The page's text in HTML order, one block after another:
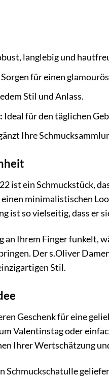
langlebig und
Sorgen für einen
Stil und Anlass.
Ideal für den täglichen
Ihre
ist ein Schmuckstück,
minimalistischen
ist so vielseitig, dass er
an Ihrem Finger funkelt,
Der s.Oliver
Stil.
Geschenk für eine
Valentinstag oder
Ihrer Wertschätzung
Schmuckschatulle